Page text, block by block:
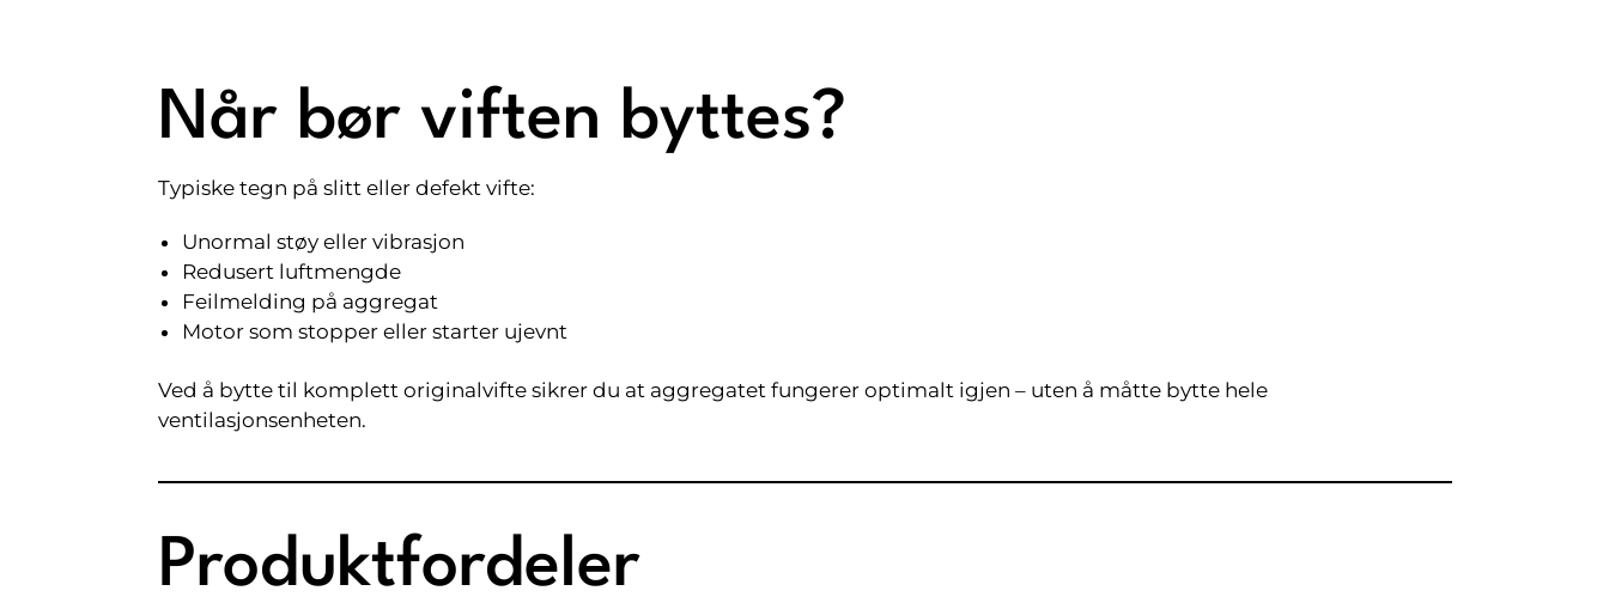
Når bør viften byttes?
Typiske tegn på slitt eller defekt vifte:
Unormal støy eller vibrasjon
Redusert luftmengde
Feilmelding på aggregat
Motor som stopper eller starter ujevnt
Ved å bytte til komplett originalvifte sikrer du at aggregatet fungerer optimalt igjen – uten å måtte bytte hele
ventilasjonsenheten.
Produktfordeler